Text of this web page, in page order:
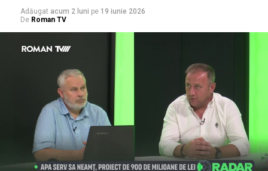
Adăugat acum 2 luni pe 19 iunie 2026
De Roman TV